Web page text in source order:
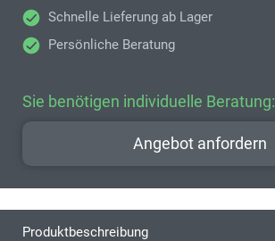
Schnelle Lieferung ab Lager
Persönliche Beratung
Sie benötigen individuelle Beratung:
Angebot anfordern
Produktbeschreibung